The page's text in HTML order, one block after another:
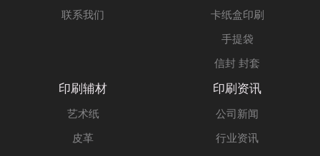
联系我们
卡纸盒印刷
手提袋
信封 封套
印刷辅材
艺术纸
皮革
印刷资讯
公司新闻
行业资讯